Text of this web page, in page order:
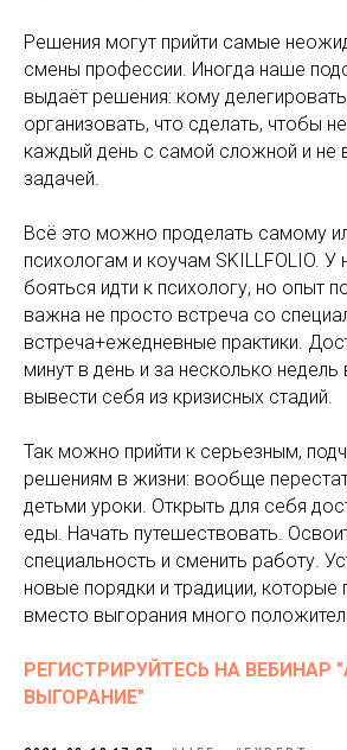
Решения могут прийти самые
смены профессии. Иногда наше
выдаёт решения: кому
организовать, что сделать, чтобы
каждый день с самой сложной и не
задачей.
Всё это можно проделать самому
психологам и коучам SKILLFOLIO. У
бояться идти к психологу, но опыт
важна не просто встреча со
встреча+ежедневные практики.
минут в день и за несколько
вывести себя из кризисных стадий.
Так можно прийти к серьезным,
решениям в жизни: вообще
детьми уроки. Открыть для себя
еды. Начать путешествовать.
специальность и сменить работу.
новые порядки и традиции, которые
вместо выгорания много
РЕГИСТРИРУЙТЕСЬ НА ВЕБИНАР
ВЫГОРАНИЕ"